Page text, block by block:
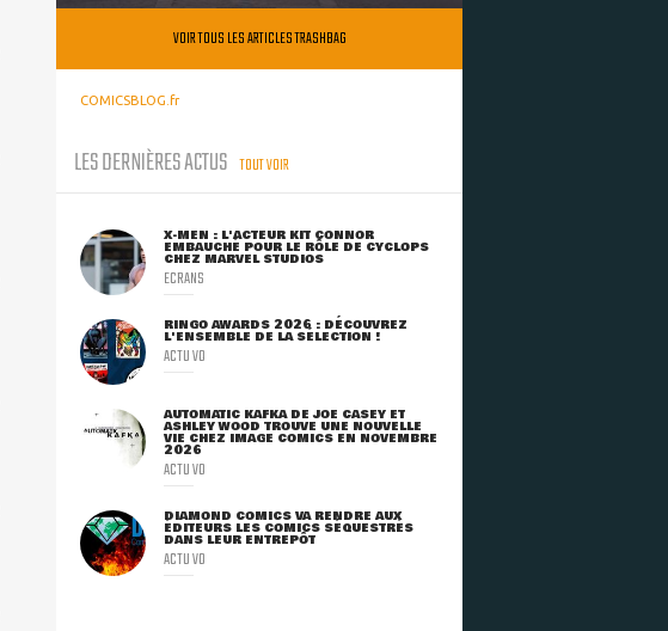
VOIR TOUS LES ARTICLES TRASHBAG
COMICSBLOG.fr
LES DERNIÈRES ACTUS TOUT VOIR
X-MEN : L'ACTEUR KIT CONNOR
EMBAUCHÉ POUR LE RÔLE DE CYCLOPS
CHEZ MARVEL STUDIOS
ECRANS
RINGO AWARDS 2026 : DÉCOUVREZ
L'ENSEMBLE DE LA SÉLECTION !
ACTU VO
AUTOMATIC KAFKA DE JOE CASEY ET
ASHLEY WOOD TROUVE UNE NOUVELLE
VIE CHEZ IMAGE COMICS EN NOVEMBRE
2026
ACTU VO
DIAMOND COMICS VA RENDRE AUX
ÉDITEURS LES COMICS SÉQUESTRÉS
DANS LEUR ENTREPÔT
ACTU VO